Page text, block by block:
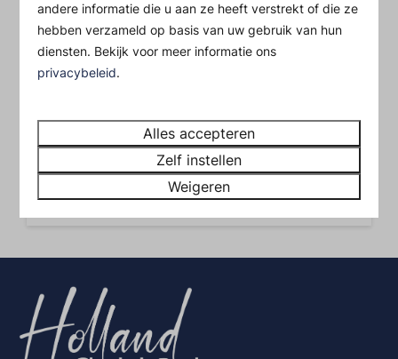
9,3
2 nachten
Luxe
Holiday
Noord-Holland, Hensbroek
Wifi in accommodatie
andere informatie die u aan ze heeft verstrekt of die ze
hebben verzameld op basis van uw gebruik van hun
diensten. Bekijk voor meer informatie ons
privacybeleid.
Alles accepteren
Zelf instellen
Weigeren